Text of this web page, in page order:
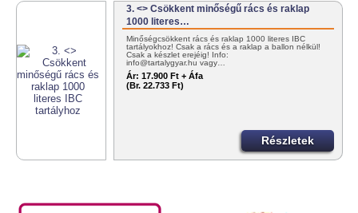
3. <> Csökkent minőségű rács és raklap
1000 literes…
Minőségcsökkent rács és raklap 1000 literes IBC
tartályokhoz! Csak a rács és a raklap a ballon nélkül!
Csak a készlet erejéig! Info:
info@tartalygyar.hu vagy…
Ár: 17.900 Ft + Áfa
(Br. 22.733 Ft)
Részletek